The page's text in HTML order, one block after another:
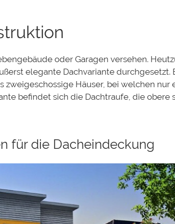
oder Garagen versehen.
elegante Dachvariante durchgesetzt.
Häuser, bei welchen nur
befindet sich die Dachtraufe, die obere
für die Dacheindeckung